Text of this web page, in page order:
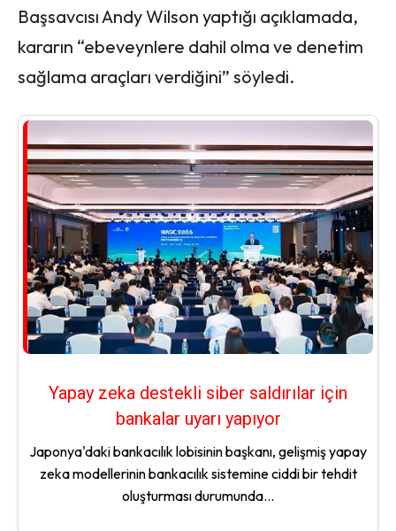
Başsavcısı Andy Wilson yaptığı açıklamada,
kararın “ebeveynlere dahil olma ve denetim
sağlama araçları verdiğini” söyledi.
Yapay zeka destekli siber saldırılar için
bankalar uyarı yapıyor
Japonya'daki bankacılık lobisinin başkanı, gelişmiş yapay
zeka modellerinin bankacılık sistemine ciddi bir tehdit
oluşturması durumunda...